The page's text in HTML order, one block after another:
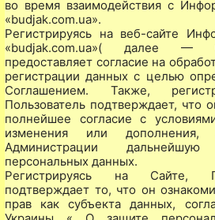
во время взаимодействия с
«budjak.com.ua».
Регистрируясь на веб-сайте
«budjak.com.ua»( далее —
предоставляет согласие на
регистрации данных с целью
Соглашением. Также,
Пользователь подтверждает, что
полнейшее согласие с
изменения или
Администрации
персональных данных.
Регистрируясь на Сайте,
подтверждает то, что он
прав как субъекта данных,